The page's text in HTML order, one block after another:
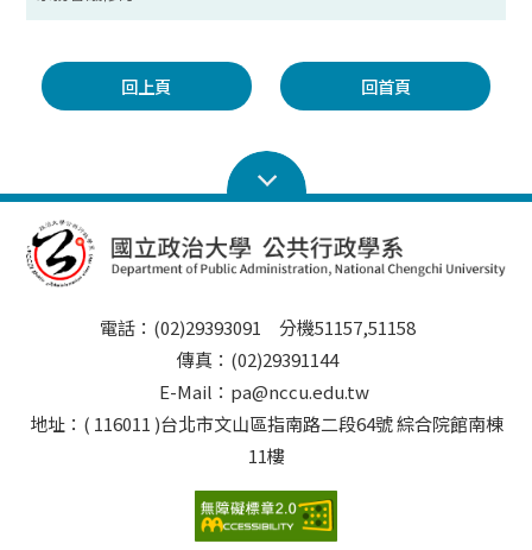
回上頁 回首頁
電話：(02)29393091 分機51157,51158
傳真：(02)29391144
E-Mail：pa@nccu.edu.tw
地址：( 116011 )台北市文山區指南路二段64號 綜合院館南棟
11樓